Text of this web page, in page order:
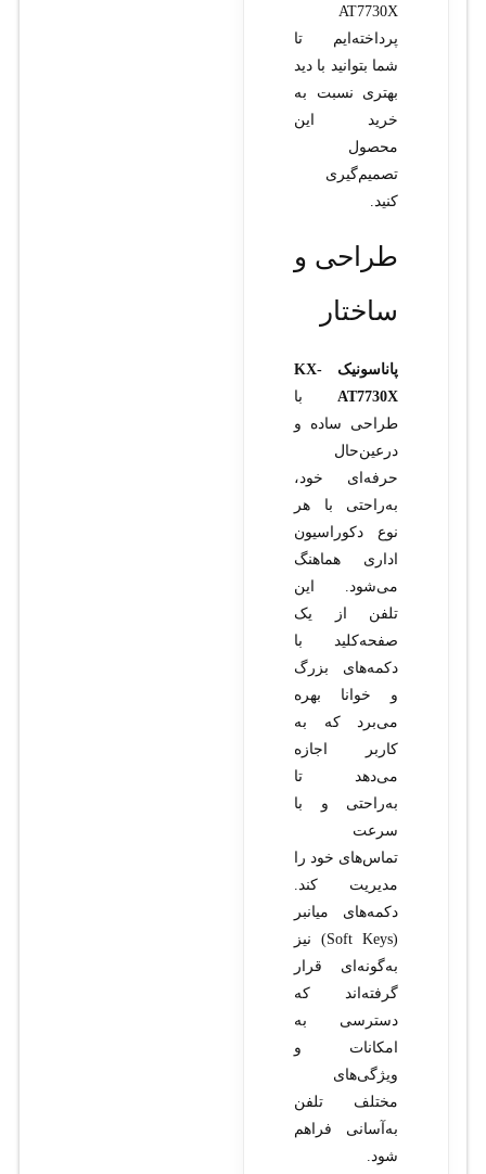
AT7730X
پرداخته‌ایم تا
شما بتوانید با دید
بهتری نسبت به
خرید این
محصول
تصمیم‌گیری
کنید.
طراحی و
ساختار
پاناسونیک KX-
AT7730Xبا
طراحی ساده و
درعین‌حال
حرفه‌ای خود،
به‌راحتی با هر
نوع دکوراسیون
اداری هماهنگ
می‌شود. این
تلفن از یک
صفحه‌کلید با
دکمه‌های بزرگ
و خوانا بهره
می‌برد که به
کاربر اجازه
می‌دهد تا
به‌راحتی و با
سرعت
تماس‌های خود را
مدیریت کند.
دکمه‌های میانبر
(Soft Keys) نیز
به‌گونه‌ای قرار
گرفته‌اند که
دسترسی به
امکانات و
ویژگی‌های
مختلف تلفن
به‌آسانی فراهم
شود.